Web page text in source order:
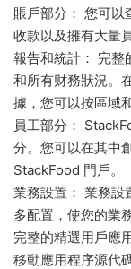
賬戶部分： 您可以
收款以及擁有大量員
報告和統計： 完整
和所有财務狀況。
據，您可以按區域
員工部分：
分。您可以在其中
StackFood 門戶。
業務設置： 業務設
多配置，使您的業
完整的精選用戶應
移動應用程序源代